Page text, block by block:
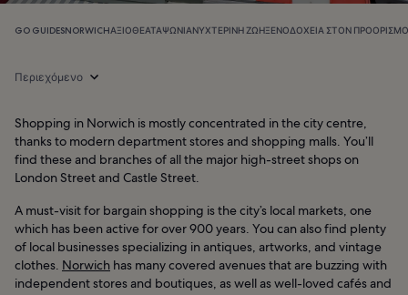
GO GUIDESNORWICHΑΞΙΟΘΈΑΤΑΨΏΝΙΑΝΥΧΤΕΡΙΝΉ ΖΩΉΞΕΝΟΔΟΧΕΊΑ ΣΤΟΝ
Περιεχόμενο
Shopping in Norwich is mostly concentrated in the city centre,
thanks to modern department stores and shopping malls. You’ll
find these and branches of all the major high-street shops on
London Street and Castle Street.
A must-visit for bargain shopping is the city’s local markets, one
which has been active for over 900 years. You can also find plenty
of local businesses specializing in antiques, artworks, and vintage
clothes. Norwich has many covered avenues that are buzzing with
independent stores and boutiques, as well as well-loved cafés and